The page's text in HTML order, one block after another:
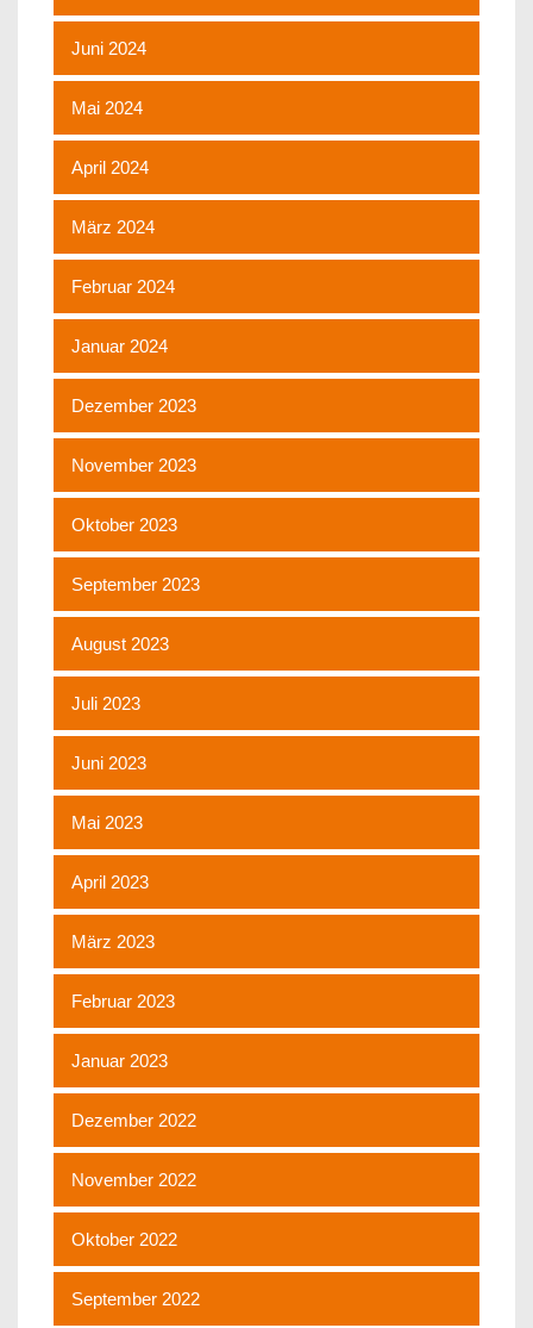
Juni 2024
Mai 2024
April 2024
März 2024
Februar 2024
Januar 2024
Dezember 2023
November 2023
Oktober 2023
September 2023
August 2023
Juli 2023
Juni 2023
Mai 2023
April 2023
März 2023
Februar 2023
Januar 2023
Dezember 2022
November 2022
Oktober 2022
September 2022